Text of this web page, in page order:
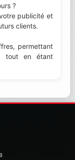
?
publicité et
clients.
permettant
tout en étant